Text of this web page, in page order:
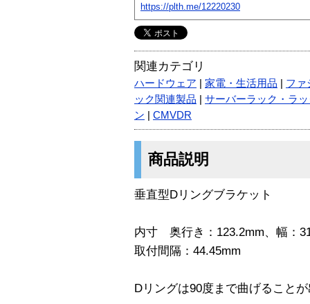
https://plth.me/12220230
関連カテゴリ
ハードウェア 家電・生活用品
ファ
ック関連製品
サーバーラック・ラ
ン
CMVDR
商品説明
垂直型Dリングブラケット
内寸 奥行き：123.2mm、幅：
取付間隔：44.45mm
Dリングは90度まで曲げること